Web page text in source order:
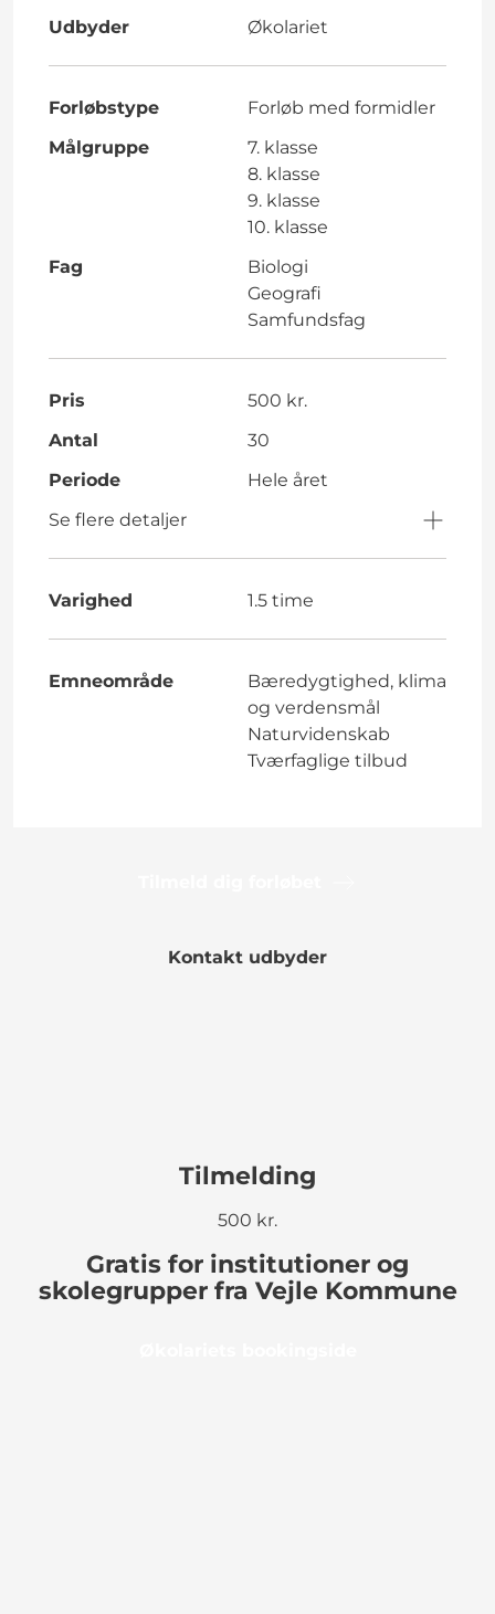
Udbyder Økolariet
Forløbstype
Forløb med formidler
Målgruppe
7. klasse
8. klasse
9. klasse
10. klasse
Fag
Biologi
Geografi
Samfundsfag
Pris
500 kr.
Antal
30
Periode
Hele året
Se flere detaljer
Varighed 1.5 time
Emneområde
Bæredygtighed, klima
og verdensmål
Naturvidenskab
Tværfaglige tilbud
Kontakt udbyder
Tilmelding
500 kr.
Gratis for institutioner og
skolegrupper fra Vejle Kommune